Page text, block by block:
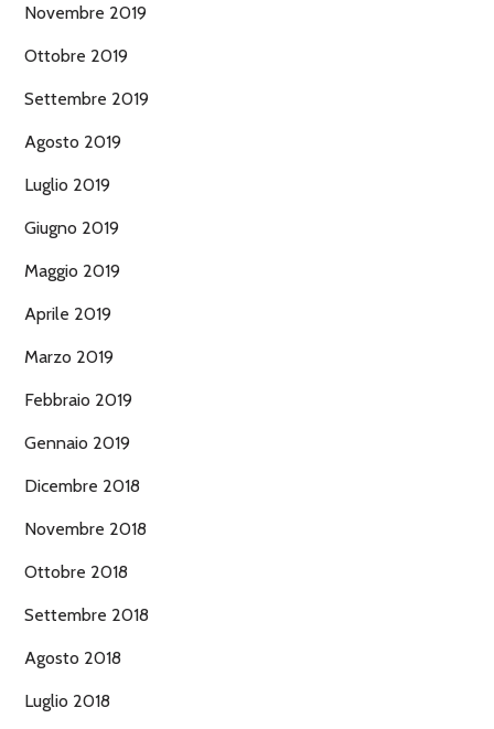
Novembre 2019
Ottobre 2019
Settembre 2019
Agosto 2019
Luglio 2019
Giugno 2019
Maggio 2019
Aprile 2019
Marzo 2019
Febbraio 2019
Gennaio 2019
Dicembre 2018
Novembre 2018
Ottobre 2018
Settembre 2018
Agosto 2018
Luglio 2018